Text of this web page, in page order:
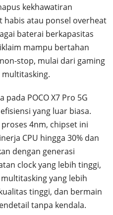
kekhawatiran
habis atau ponsel overheat
baterai berkapasitas
mampu bertahan
stop, mulai dari gaming
POCO X7 Pro 5G
yang luar biasa.
4nm, chipset ini
CPU hingga 30% dan
dengan generasi
clock yang lebih tinggi,
yang lebih
tinggi, dan bermain
tanpa kendala.